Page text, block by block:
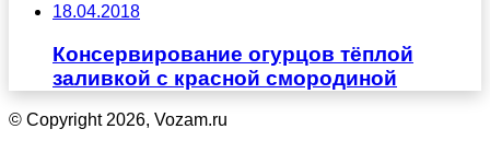
18.04.2018
Консервирование огурцов тёплой
заливкой с красной смородиной
© Copyright 2026, Vozam.ru